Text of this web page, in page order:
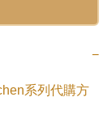
−
系列代購方